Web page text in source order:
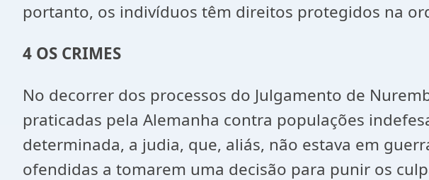
portanto, os indivíduos têm direitos protegidos na
4 OS CRIMES
No decorrer dos processos do Julgamento de
praticadas pela Alemanha contra populações
determinada, a judia, que, aliás, não estava em
ofendidas a tomarem uma decisão para punir os